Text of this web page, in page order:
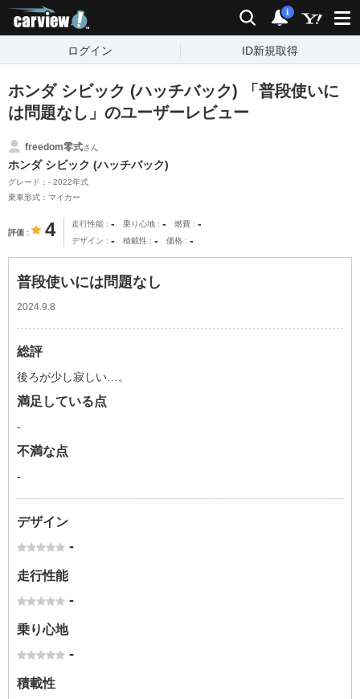
検索 通知
i
ログイン ID新規取得
ホンダ シビック (ハッチバック) 「普段使いに
は問題なし」のユーザーレビュー
freedom零式さん
ホンダ シビック (ハッチバック)
グレード：- 2022年式
乗車形式：マイカー
評価 4 走行性能 - 乗り心地 - 燃費 -
デザイン - 積載性 - 価格 -
普段使いには問題なし
2024.9.8
総評
後ろが少し寂しい…。
満足している点
-
不満な点
-
デザイン
-
走行性能
-
乗り心地
-
積載性